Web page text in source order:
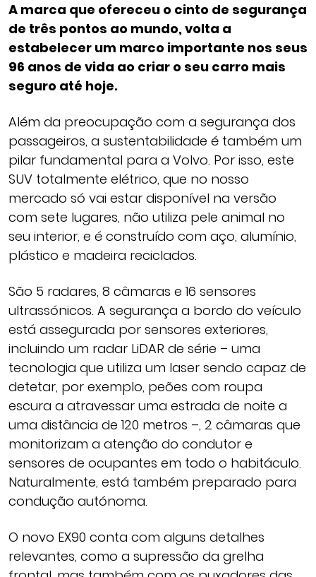
A marca que ofereceu o cinto de segurança
de três pontos ao mundo, volta a
estabelecer um marco importante nos seus
96 anos de vida ao criar o seu carro mais
seguro até hoje.
Além da preocupação com a segurança dos
passageiros, a sustentabilidade é também um
pilar fundamental para a Volvo. Por isso, este
SUV totalmente elétrico, que no nosso
mercado só vai estar disponível na versão
com sete lugares, não utiliza pele animal no
seu interior, e é construído com aço, alumínio,
plástico e madeira reciclados.
São 5 radares, 8 câmaras e 16 sensores
ultrassónicos. A segurança a bordo do veículo
está assegurada por sensores exteriores,
incluindo um radar LiDAR de série – uma
tecnologia que utiliza um laser sendo capaz de
detetar, por exemplo, peões com roupa
escura a atravessar uma estrada de noite a
uma distância de 120 metros –, 2 câmaras que
monitorizam a atenção do condutor e
sensores de ocupantes em todo o habitáculo.
Naturalmente, está também preparado para
condução autónoma.
O novo EX90 conta com alguns detalhes
relevantes, como a supressão da grelha